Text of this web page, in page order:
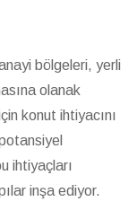
bölgeleri, yerli
olanak
konut ihtiyacını
ihtiyaçları
inşa ediyor.